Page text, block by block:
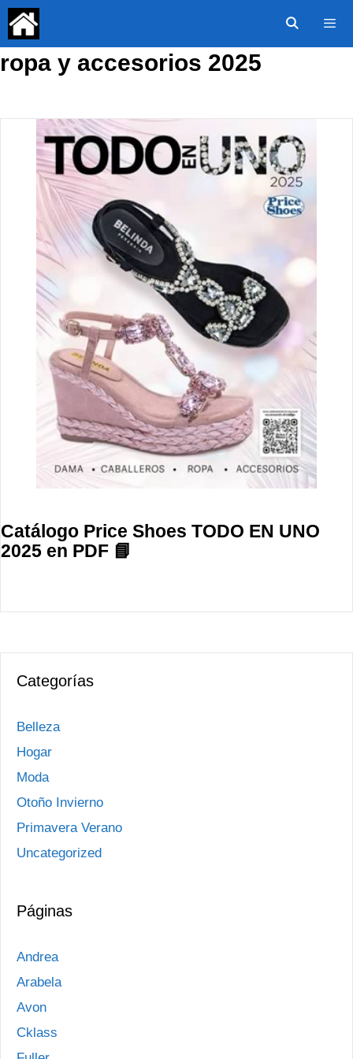
Saltar
contenido
ropa y accesorios 2025
Catálogo Price Shoes TODO EN UNO
2025 en PDF 📘
Categorías
Belleza
Hogar
Moda
Otoño Invierno
Primavera Verano
Uncategorized
Páginas
Andrea
Arabela
Avon
Cklass